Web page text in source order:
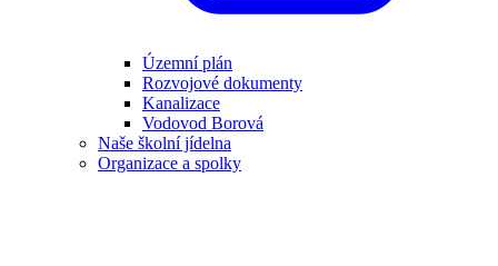
Územní plán
Rozvojové dokumenty
Kanalizace
Vodovod Borová
Naše školní jídelna
Organizace a spolky